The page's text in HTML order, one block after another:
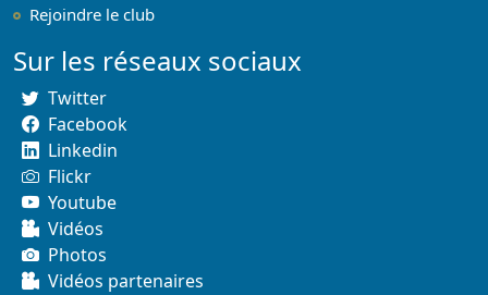
Rejoindre le club
Sur les réseaux sociaux
Twitter
Facebook
Linkedin
Flickr
Youtube
Vidéos
Photos
Vidéos partenaires